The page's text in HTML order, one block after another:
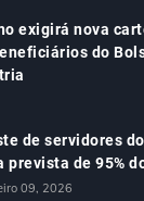
exigirá nova
do
de servidores
prevista de 95%
09, 2026